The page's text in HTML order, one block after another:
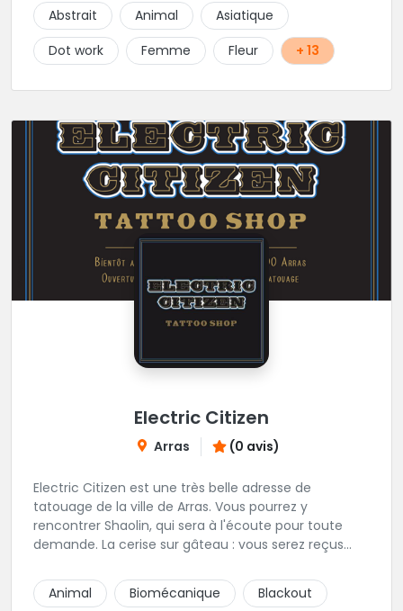
Abstrait
Animal
Asiatique
Dot work
Femme Fleur + 13
Electric Citizen
Arras (0 avis)
Electric Citizen est une très belle adresse de
tatouage de la ville de Arras. Vous pourrez y
rencontrer Shaolin, qui sera à l'écoute pour toute
demande. La cerise sur gâteau : vous serez reçus
conviviale. N'hésitez à vous rendre au studio pour
que l'équipe vous aiguille dans votre projet.
Animal Biomécanique
Blackout